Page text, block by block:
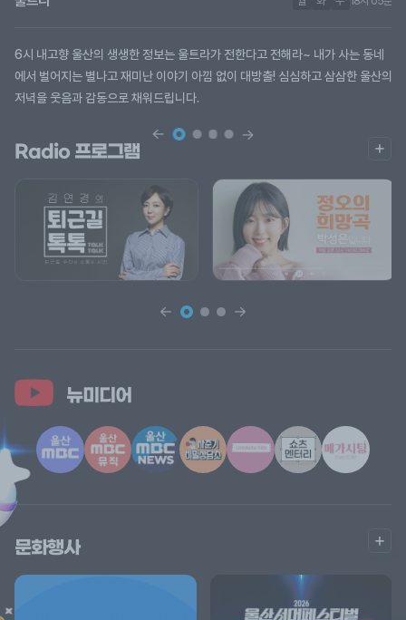
6시 내고향 울산의 생생한 정보는 울트라가 전한다고 전해라~ 내가 사는 동네
에서 벌어지는 별나고 재미난 이야기 아낌 없이 대방출! 심심하고 삼삼한 울산의
저녁을 웃음과 감동으로 채워드립니다.
Radio 프로그램
더
보
뉴미디어
문화행사
더